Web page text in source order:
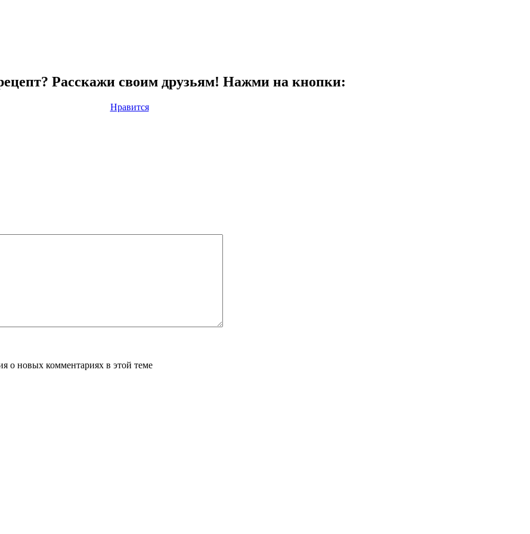
Расскажи своим друзьям! Нажми на кнопки:
Нравится
о новых комментариях в этой теме